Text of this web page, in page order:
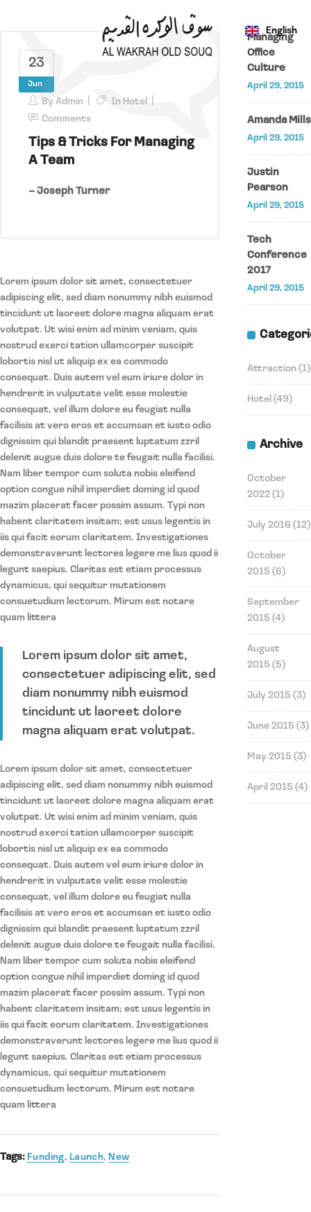
English
عربي
23
Jun
By Admin In Hotel
Comments
Tips & Tricks For Managing
A Team
– Joseph Turner
Lorem ipsum dolor sit amet, consectetuer
adipiscing elit, sed diam nonummy nibh euismod
tincidunt ut laoreet dolore magna aliquam erat
volutpat. Ut wisi enim ad minim veniam, quis
nostrud exerci tation ullamcorper suscipit
lobortis nisl ut aliquip ex ea commodo
consequat. Duis autem vel eum iriure dolor in
hendrerit in vulputate velit esse molestie
consequat, vel illum dolore eu feugiat nulla
facilisis at vero eros et accumsan et iusto odio
dignissim qui blandit praesent luptatum zzril
delenit augue duis dolore te feugait nulla facilisi.
Nam liber tempor cum soluta nobis eleifend
option congue nihil imperdiet doming id quod
mazim placerat facer possim assum. Typi non
habent claritatem insitam; est usus legentis in
iis qui facit eorum claritatem. Investigationes
demonstraverunt lectores legere me lius quod ii
legunt saepius. Claritas est etiam processus
dynamicus, qui sequitur mutationem
consuetudium lectorum. Mirum est notare
quam littera
Lorem ipsum dolor sit amet,
consectetuer adipiscing elit, sed
diam nonummy nibh euismod
tincidunt ut laoreet dolore
magna aliquam erat volutpat.
Lorem ipsum dolor sit amet, consectetuer
adipiscing elit, sed diam nonummy nibh euismod
tincidunt ut laoreet dolore magna aliquam erat
volutpat. Ut wisi enim ad minim veniam, quis
nostrud exerci tation ullamcorper suscipit
lobortis nisl ut aliquip ex ea commodo
consequat. Duis autem vel eum iriure dolor in
hendrerit in vulputate velit esse molestie
consequat, vel illum dolore eu feugiat nulla
facilisis at vero eros et accumsan et iusto odio
dignissim qui blandit praesent luptatum zzril
delenit augue duis dolore te feugait nulla facilisi.
Nam liber tempor cum soluta nobis eleifend
option congue nihil imperdiet doming id quod
mazim placerat facer possim assum. Typi non
habent claritatem insitam; est usus legentis in
iis qui facit eorum claritatem. Investigationes
demonstraverunt lectores legere me lius quod ii
legunt saepius. Claritas est etiam processus
dynamicus, qui sequitur mutationem
consuetudium lectorum. Mirum est notare
quam littera
Tags: Funding, Launch, New
Managing
Office
Culture
April 29, 2015
Amanda Mills
April 29, 2015
Justin
Pearson
April 29, 2015
Tech
Conference
2017
April 29, 2015
Attraction (1)
Hotel (49)
Archive
October
2022 (1)
July 2016 (12)
October
2015 (6)
September
2015 (4)
August
2015 (5)
July 2015 (3)
June 2015 (3)
May 2015 (3)
April 2015 (4)